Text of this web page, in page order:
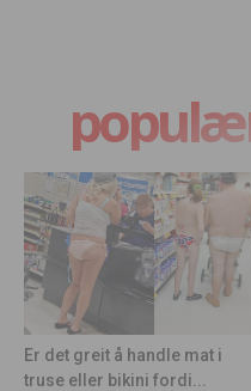
Er det greit å handle mat i
truse eller bikini fordi...